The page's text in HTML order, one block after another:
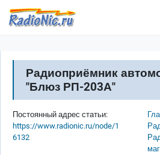
Перейти к основному содержанию
Радиоприёмник
"Блюз РП-203А"
Постоянный адрес статьи:
https://www.radionic.ru/node/1
6132